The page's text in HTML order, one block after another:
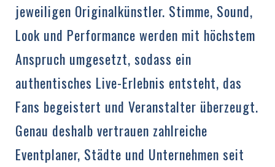
jeweiligen Originalkünstler. Stimme, Sound,
Look und Performance werden mit höchstem
Anspruch umgesetzt, sodass ein
authentisches Live-Erlebnis entsteht, das
Fans begeistert und Veranstalter überzeugt.
Genau deshalb vertrauen zahlreiche
Eventplaner, Städte und Unternehmen seit